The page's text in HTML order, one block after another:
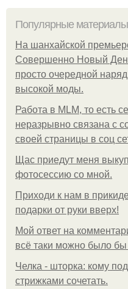
Популярные материалы
На шанхайской
Совершенно Новый
просто очередной
высокой моды.
Работа в MLM, то есть
неразрывно связана с
своей страницы в соц
Щас приедут меня
фотосессию со мной.
Приходи к нам в
подарки от руки вверх!
Мой ответ на
всё таки можно было бы
Челка - шторка: кому
стрижками сочетать.